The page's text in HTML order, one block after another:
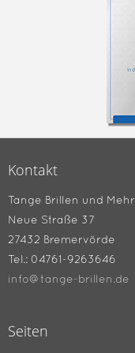
Kontakt
Tange Brillen und Mehr
Neue Straße 37
27432 Bremervörde
Tel.: 04761-9263646
info@tange-brillen.de
Seiten